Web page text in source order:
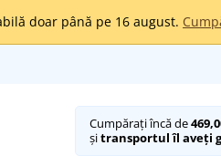
doar până pe 16 august.
Cumpărați încă de
șitransportul îl aveți